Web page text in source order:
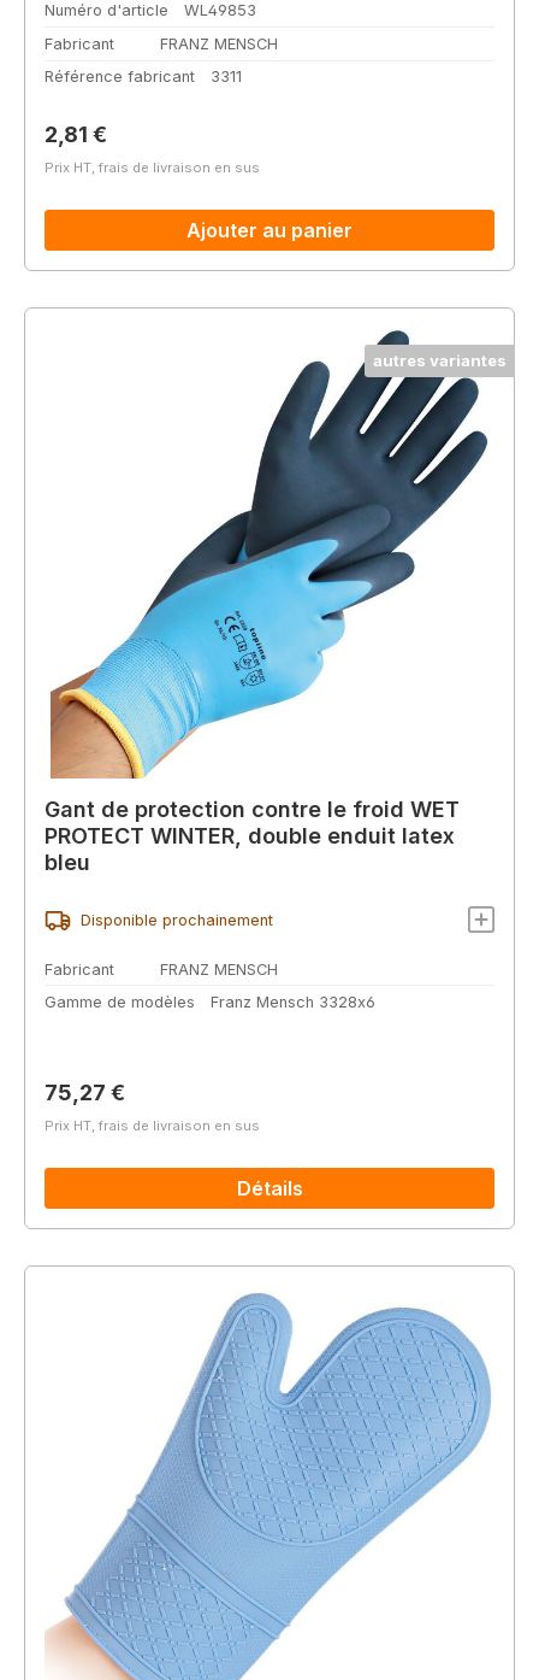
Numéro d'article
WL49853
Fabricant
FRANZ MENSCH
Référence fabricant
3311
Prix régulier :
2,81 €
Prix HT, frais de livraison en sus
Ajouter au panier
autres variantes
Gant de protection contre le froid WET
PROTECT WINTER, double enduit latex
bleu
Disponible prochainement
Fabricant
FRANZ MENSCH
Gamme de modèles
Franz Mensch 3328x6
Prix régulier :
75,27 €
Prix HT, frais de livraison en sus
Détails